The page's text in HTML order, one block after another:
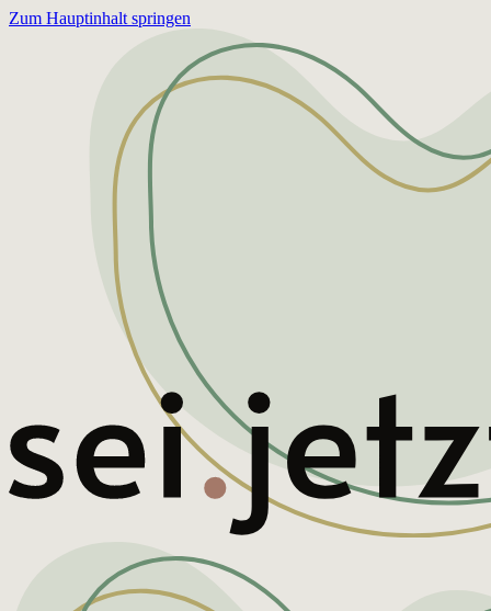
Zum Hauptinhalt springen